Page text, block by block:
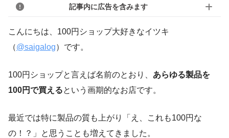
記事内に広告を含みます
こんにちは、100円ショップ大好きなイツキ
（@saigalog）です。
100円ショップと言えば名前のとおり、 あらゆる製品を
100円で買えるという画期的なお店です。
最近では特に製品の質も上がり「え、これも100円な
の！？」と思うことも増えてきました。